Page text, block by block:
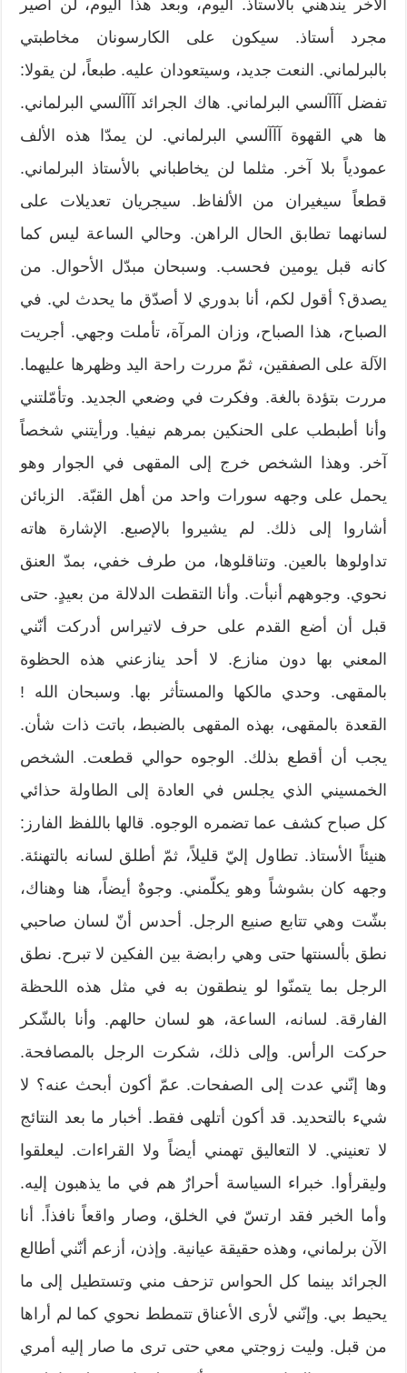
الآخر يندهني بالأستاذ. اليوم، وبعد هذا اليوم، لن أصير
مجرد أستاذ. سيكون على الكارسونان مخاطبتي
بالبرلماني. النعت جديد، وسيتعودان عليه. طبعاً، لن يقولا:
تفضل آآآلسي البرلماني. هاك الجرائد آآآلسي البرلماني.
ها هي القهوة آآآلسي البرلماني. لن يمدّا هذه الألف
عمودياً بلا آخر. مثلما لن يخاطباني بالأستاذ البرلماني.
قطعاً سيغيران من الألفاظ. سيجريان تعديلات على
لسانهما تطابق الحال الراهن. وحالي الساعة ليس كما
كانه قبل يومين فحسب. وسبحان مبدّل الأحوال. من
يصدق؟ أقول لكم، أنا بدوري لا أصدّق ما يحدث لي. في
الصباح، هذا الصباح، وزان المرآة، تأملت وجهي. أجريت
الآلة على الصفقين، ثمّ مررت راحة اليد وظهرها عليهما.
مررت بتؤدة بالغة. وفكرت في وضعي الجديد. وتأمّلتني
وأنا أطبطب على الحنكين بمرهم نيفيا. ورأيتني شخصاً
آخر. وهذا الشخص خرج إلى المقهى في الجوار وهو
يحمل على وجهه سورات واحد من أهل القبّة. الزبائن
أشاروا إلى ذلك. لم يشيروا بالإصبع. الإشارة هاته
تداولوها بالعين. وتناقلوها، من طرف خفي، بمدّ العنق
نحوي. وجوههم أنبأت. وأنا التقطت الدلالة من بعيدٍ. حتى
قبل أن أضع القدم على حرف لاتيراس أدركت أنّني
المعني بها دون منازع. لا أحد ينازعني هذه الحظوة
بالمقهى. وحدي مالكها والمستأثر بها. وسبحان الله !
القعدة بالمقهى، بهذه المقهى بالضبط، باتت ذات شأن.
يجب أن أقطع بذلك. الوجوه حوالي قطعت. الشخص
الخمسيني الذي يجلس في العادة إلى الطاولة حذائي
كل صباح كشف عما تضمره الوجوه. قالها باللفظ الفارز:
هنيئاً الأستاذ. تطاول إليّ قليلاً، ثمّ أطلق لسانه بالتهنئة.
وجهه كان بشوشاً وهو يكلّمني. وجوهٌ أيضاً، هنا وهناك،
بشّت وهي تتابع صنيع الرجل. أحدس أنّ لسان صاحبي
نطق بألسنتها حتى وهي رابضة بين الفكين لا تبرح. نطق
الرجل بما يتمنّوا لو ينطقون به في مثل هذه اللحظة
الفارقة. لسانه، الساعة، هو لسان حالهم. وأنا بالشّكر
حركت الرأس. وإلى ذلك، شكرت الرجل بالمصافحة.
وها إنّني عدت إلى الصفحات. عمّ أكون أبحث عنه؟ لا
شيء بالتحديد. قد أكون أتلهى فقط. أخبار ما بعد النتائج
لا تعنيني. لا التعاليق تهمني أيضاً ولا القراءات. ليعلقوا
وليقرأوا. خبراء السياسة أحرارٌ هم في ما يذهبون إليه.
وأما الخبر فقد ارتسّ في الخلق، وصار واقعاً نافذاً. أنا
الآن برلماني، وهذه حقيقة عيانية. وإذن، أزعم أنّني أطالع
الجرائد بينما كل الحواس تزحف مني وتستطيل إلى ما
يحيط بي. وإنّني لأرى الأعناق تتمطط نحوي كما لم أراها
من قبل. وليت زوجتي معي حتى ترى ما صار إليه أمري